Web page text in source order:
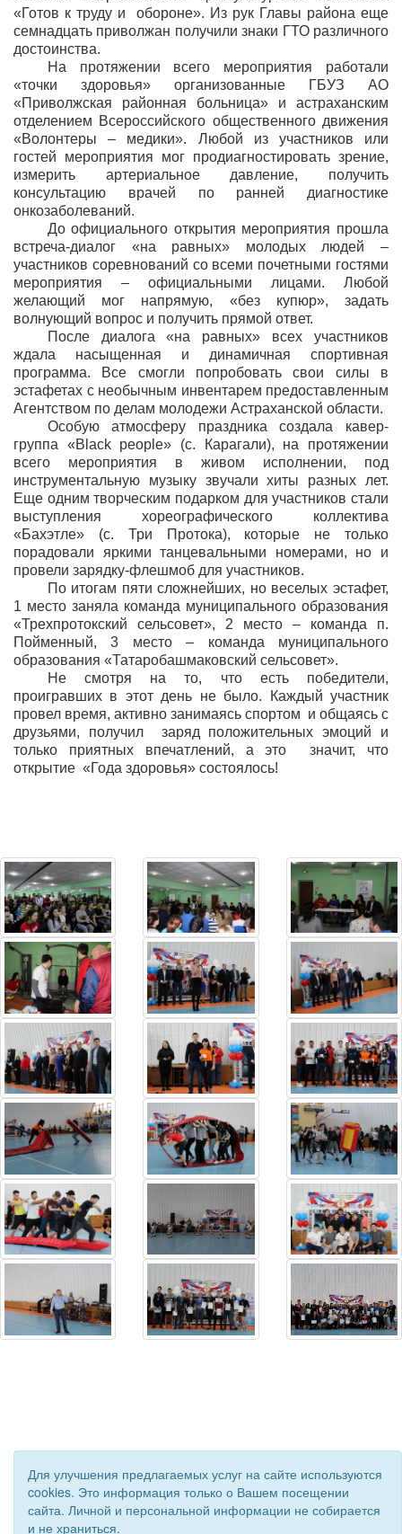
«Готов к труду и обороне». Из рук Главы района еще
семнадцать приволжан получили знаки ГТО различного
достоинства.
На протяжении всего мероприятия работали
«точки здоровья» организованные ГБУЗ АО
«Приволжская районная больница» и астраханским
отделением Всероссийского общественного движения
«Волонтеры – медики». Любой из участников или
гостей мероприятия мог продиагностировать зрение,
измерить артериальное давление, получить
консультацию врачей по ранней диагностике
онкозаболеваний.
До официального открытия мероприятия прошла
встреча-диалог «на равных» молодых людей –
участников соревнований со всеми почетными гостями
мероприятия – официальными лицами. Любой
желающий мог напрямую, «без купюр», задать
волнующий вопрос и получить прямой ответ.
После диалога «на равных» всех участников
ждала насыщенная и динамичная спортивная
программа. Все смогли попробовать свои силы в
эстафетах с необычным инвентарем предоставленным
Агентством по делам молодежи Астраханской области.
Особую атмосферу праздника создала кавер-
группа «Black people» (с. Карагали), на протяжении
всего мероприятия в живом исполнении, под
инструментальную музыку звучали хиты разных лет.
Еще одним творческим подарком для участников стали
выступления хореографического коллектива
«Бахэтле» (с. Три Протока), которые не только
порадовали яркими танцевальными номерами, но и
провели зарядку-флешмоб для участников.
По итогам пяти сложнейших, но веселых эстафет,
1 место заняла команда муниципального образования
«Трехпротокский сельсовет», 2 место – команда п.
Пойменный, 3 место – команда муниципального
образования «Татаробашмаковский сельсовет».
Не смотря на то, что есть победители,
проигравших в этот день не было. Каждый участник
провел время, активно занимаясь спортом и общаясь с
друзьями, получил заряд положительных эмоций и
только приятных впечатлений, а это значит, что
открытие «Года здоровья» состоялось!
© 2020 - 2026 Управление образования Приволжского района.
Все права защищены.
Сайт создан при поддержке «
Информационная сеть RD
Для улучшения предлагаемых услуг на сайте используются
cookies. Это информация только о Вашем посещении
сайта. Личной и персональной информации не собирается
и не храниться.